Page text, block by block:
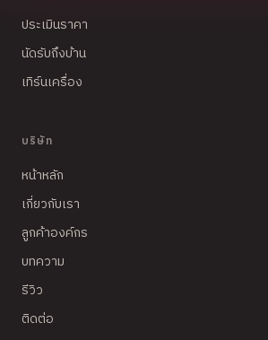
ประเมินราคา
นัดรับถึงบ้าน
เทิร์นเครื่อง
บริษัท
หน้าหลัก
เกี่ยวกับเรา
ลูกค้าองค์กร
บทความ
รีวิว
ติดต่อ